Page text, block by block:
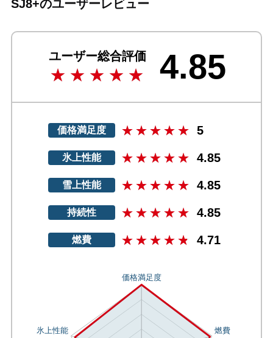
SJ8+のユーザーレビュー
ユーザー総合評価 4.85
価格満足度 5
氷上性能 4.85
雪上性能 4.85
持続性 4.85
燃費 4.71